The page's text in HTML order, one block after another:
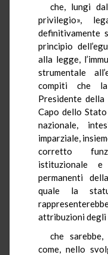
che, lungi
privilegio»,
definitivamente
principio
alla legge,
strumentale
compiti che
Presidente della
Capo dello
nazionale,
imparziale,
corretto
istituzionale
permanenti
quale la
attribuzioni
che
come, nello